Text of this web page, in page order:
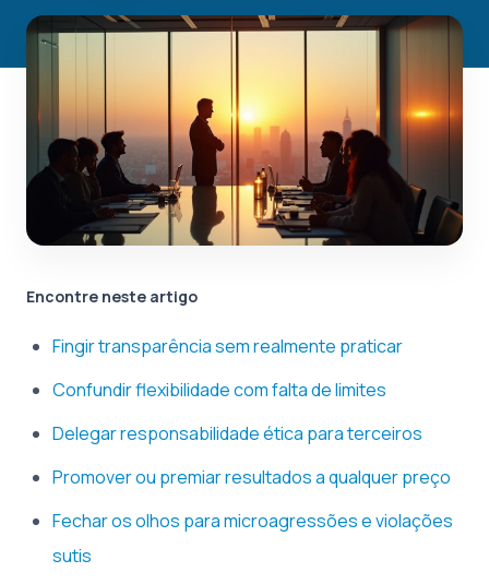
Encontre neste artigo
Fingir transparência sem realmente praticar
Confundir flexibilidade com falta de limites
Delegar responsabilidade ética para terceiros
Promover ou premiar resultados a qualquer preço
Fechar os olhos para microagressões e violações
sutis